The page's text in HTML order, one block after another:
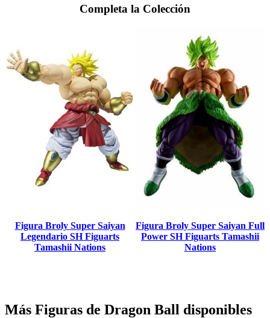
Completa la Colección
Figura Broly Super Saiyan
Legendario SH Figuarts
Tamashii Nations
Figura Broly Super Saiyan Full
Power SH Figuarts Tamashii
Nations
Más Figuras de Dragon Ball disponibles